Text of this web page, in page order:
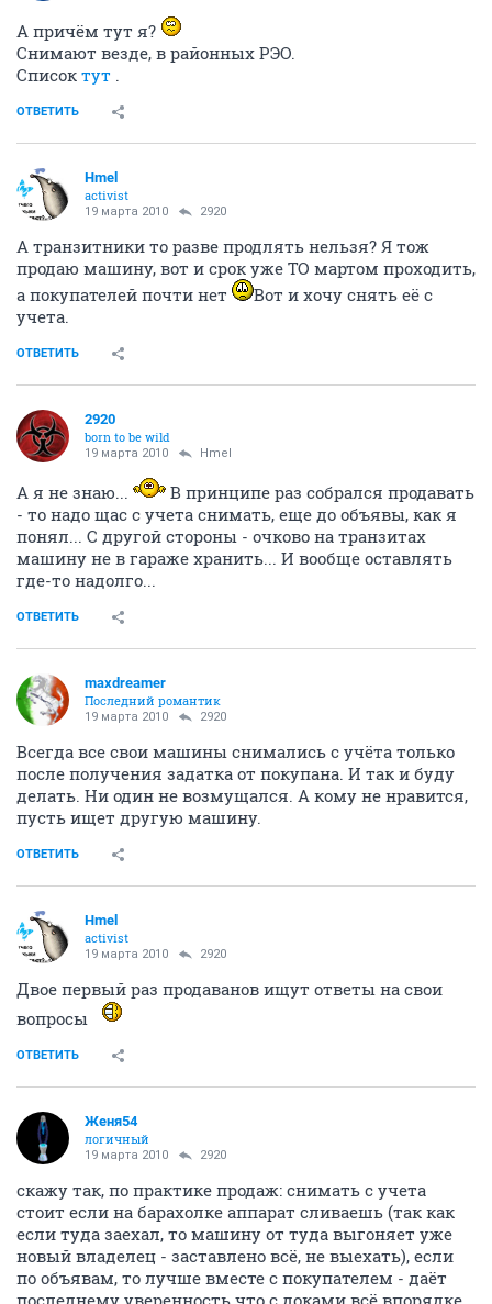
А причём тут я?
Снимают везде, в районных РЭО.
Список тут .
ОТВЕТИТЬ
Hmel
activist
19 марта 2010 2920
А транзитники то разве продлять нельзя? Я тож
продаю машину, вот и срок уже ТО мартом проходить,
а покупателей почти нет
Вот и хочу снять её с
учета.
ОТВЕТИТЬ
2920
born to be wild
19 марта 2010 Hmel
А я не знаю...
В принципе раз собрался продавать
- то надо щас с учета снимать, еще до объявы, как я
понял... С другой стороны - очково на транзитах
машину не в гараже хранить... И вообще оставлять
где-то надолго...
ОТВЕТИТЬ
maxdreamer
Последний романтик
19 марта 2010 2920
Всегда все свои машины снимались с учёта только
после получения задатка от покупана. И так и буду
делать. Ни один не возмущался. А кому не нравится,
пусть ищет другую машину.
ОТВЕТИТЬ
Hmel
activist
19 марта 2010 2920
Двое первый раз продаванов ищут ответы на свои
вопросы
ОТВЕТИТЬ
Женя54
логичный
19 марта 2010 2920
скажу так, по практике продаж: снимать с учета
стоит если на барахолке аппарат сливаешь (так как
если туда заехал, то машину от туда выгоняет уже
новый владелец - заставлено всё, не выехать), если
по объявам, то лучше вместе с покупателем - даёт
последнему уверенность что с доками всё впорядке